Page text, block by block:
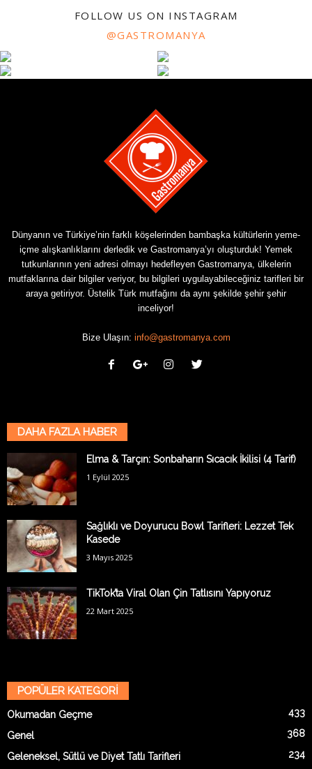
FOLLOW US ON INSTAGRAM
@GASTROMANYA
Dünyanın ve Türkiye’nin farklı köşelerinden bambaşka kültürlerin yeme-
içme alışkanlıklarını derledik ve Gastromanya’yı oluşturduk! Yemek
tutkunlarının yeni adresi olmayı hedefleyen Gastromanya, ülkelerin
mutfaklarına dair bilgiler veriyor, bu bilgileri uygulayabileceğiniz tarifleri bir
araya getiriyor. Üstelik Türk mutfağını da aynı şekilde şehir şehir
inceliyor!
Bize Ulaşın: info@gastromanya.com
DAHA FAZLA HABER
Elma & Tarçın: Sonbaharın Sıcacık İkilisi (4 Tarif)
1 Eylül 2025
Sağlıklı ve Doyurucu Bowl Tarifleri: Lezzet Tek
Kasede
3 Mayıs 2025
TikTok’ta Viral Olan Çin Tatlısını Yapıyoruz
22 Mart 2025
POPÜLER KATEGORİ
Okumadan Geçme 433
Genel 368
Geleneksel, Sütlü ve Diyet Tatlı Tarifleri 234